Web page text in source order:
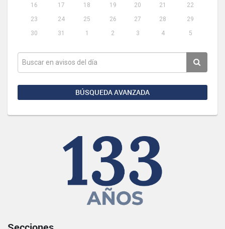
16
17 18 19 20 21
22
23
24 25 26 27 28
29
30
31 1 2 3 4 5
BÚSQUEDA AVANZADA